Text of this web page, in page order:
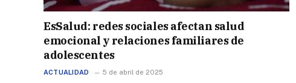
EsSalud: redes sociales afectan salud
emocional y relaciones familiares de
adolescentes
ACTUALIDAD 5 de abril de 2025